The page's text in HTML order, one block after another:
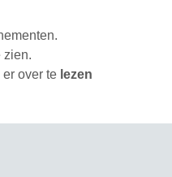
zien.
over te lezen